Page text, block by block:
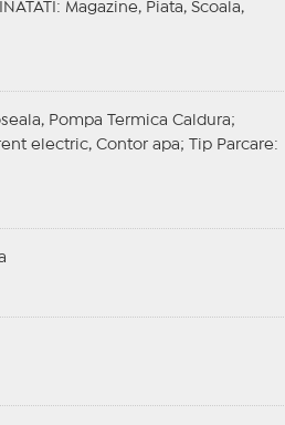
: Magazine, Piata, Scoala,
Pompa Termica Caldura;
electric, Contor apa; Tip Parcare: